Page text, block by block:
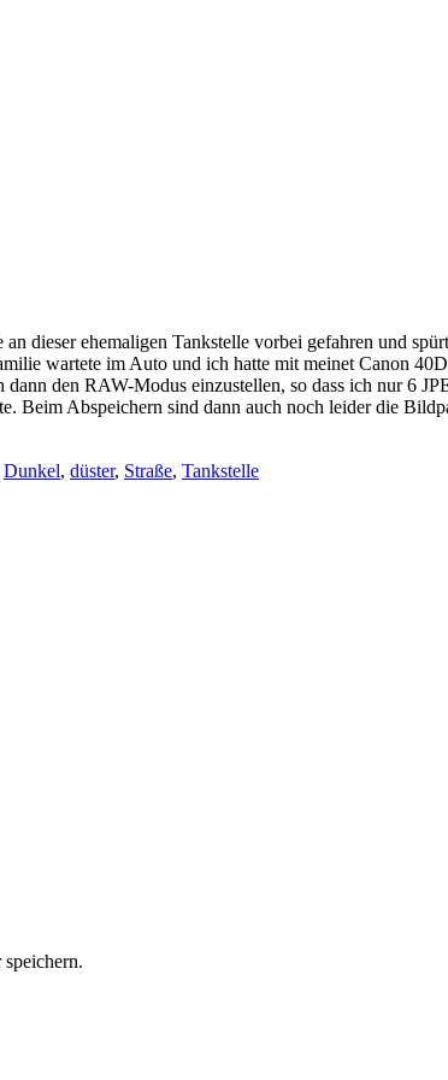
dieser ehemaligen Tankstelle vorbei gefahren und
wartete im Auto und ich hatte mit meinet Canon
den RAW-Modus einzustellen, so dass ich nur 6
Abspeichern sind dann auch noch leider die
Dunkel, düster, Straße, Tankstelle